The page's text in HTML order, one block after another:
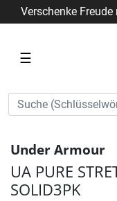
Verschenke
☰
Under Armour
UA PURE
SOLID3PK